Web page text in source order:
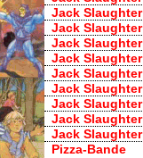
Jack Slaughter
Jack Slaughter
Jack Slaughter
Jack Slaughter
Jack Slaughter
Jack Slaughter
Jack Slaughter
Jack Slaughter
Jack Slaughter
Pizza-Bande